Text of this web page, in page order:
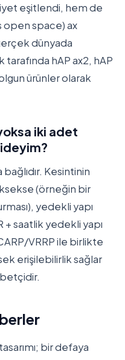
eşitlendi, hem de
open space) ax
dünyada
tarafında hAP ax2, hAP
ürünler olarak
iki adet
Kesintinin
(örneğin bir
yedekli yapı
+ saatlik yedekli yapı
VRRP ile birlikte
erişilebilirlik sağlar
bir defaya